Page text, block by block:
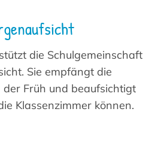
die Schulgemeinschaft
Sie empfängt die
Früh und beaufsichtigt
Klassenzimmer können.